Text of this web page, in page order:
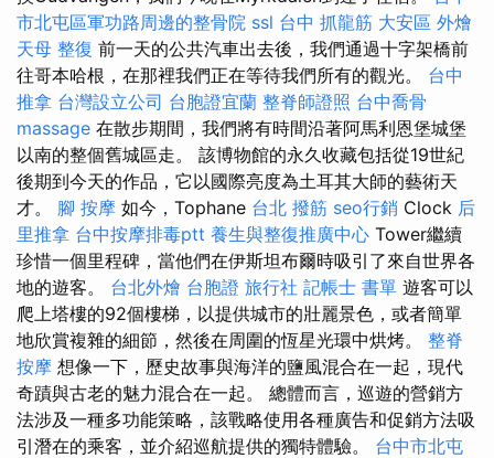
市北屯區軍功路周邊的整骨院 ssl 台中 抓龍筋 大安區 外燴
天母 整復 前一天的公共汽車出去後，我們通過十字架橋前
往哥本哈根，在那裡我們正在等待我們所有的觀光。 台中
推拿 台灣設立公司 台胞證宜蘭 整脊師證照 台中喬骨
massage 在散步期間，我們將有時間沿著阿馬利恩堡城堡
以南的整個舊城區走。 該博物館的永久收藏包括從19世紀
後期到今天的作品，它以國際亮度為土耳其大師的藝術天
才。 腳 按摩 如今，Tophane 台北 撥筋 seo行銷 Clock 后
里推拿 台中按摩排毒ptt 養生與整復推廣中心 Tower繼續
珍惜一個里程碑，當他們在伊斯坦布爾時吸引了來自世界各
地的遊客。 台北外燴 台胞證 旅行社 記帳士 書單 遊客可以
爬上塔樓的92個樓梯，以提供城市的壯麗景色，或者簡單
地欣賞複雜的細節，然後在周圍的恆星光環中烘烤。 整脊
按摩 想像一下，歷史故事與海洋的鹽風混合在一起，現代
奇蹟與古老的魅力混合在一起。 總體而言，巡遊的營銷方
法涉及一種多功能策略，該戰略使用各種廣告和促銷方法吸
引潛在的乘客，並介紹巡航提供的獨特體驗。 台中市北屯